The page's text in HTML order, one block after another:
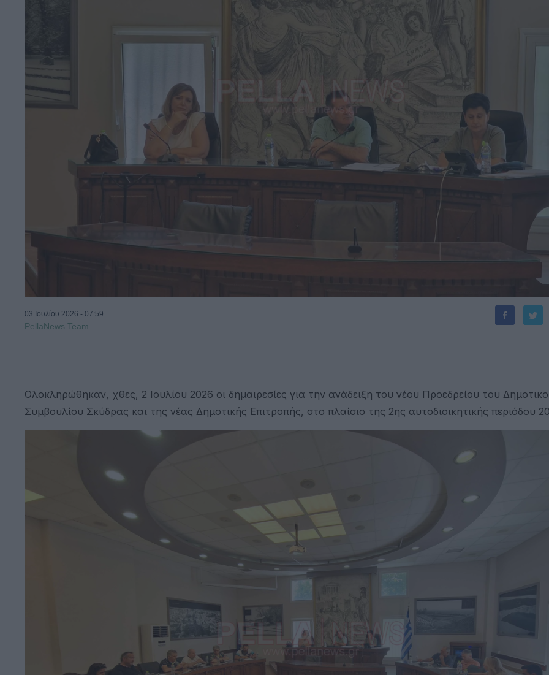
03 Ιουλίου 2026 - 07:59
PellaNews Team
Ολοκληρώθηκαν, χθες, 2 Ιουλίου 2026 οι δημαιρεσίες για την ανάδειξη του νέου Προεδρείου του
Συμβουλίου Σκύδρας και της νέας Δημοτικής Επιτροπής, στο πλαίσιο της 2ης αυτοδιοικητικής περιόδου